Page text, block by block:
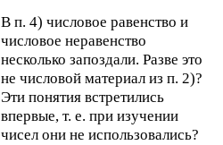
В п. 4) числовое равенство и
числовое неравенство
несколько запоздали. Разве это
не числовой материал из п. 2)?
Эти понятия встретились
впервые, т. е. при изучении
чисел они не использовались?